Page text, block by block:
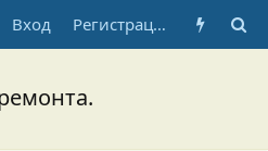
Вход Регистрация